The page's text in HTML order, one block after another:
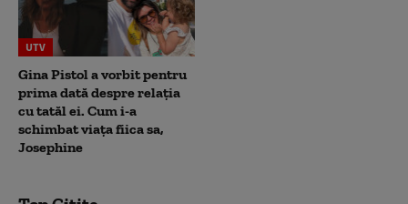
UTV
Gina Pistol a vorbit pentru
prima dată despre relația
cu tatăl ei. Cum i-a
schimbat viața fiica sa,
Josephine